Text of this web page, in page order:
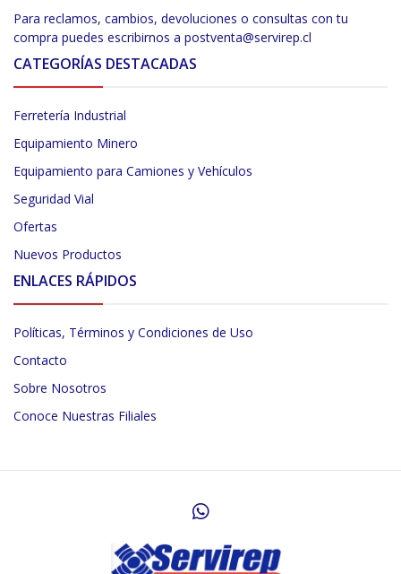
Para reclamos, cambios, devoluciones o consultas con tu
compra puedes escribirnos a postventa@servirep.cl
CATEGORÍAS DESTACADAS
Ferretería Industrial
Equipamiento Minero
Equipamiento para Camiones y Vehículos
Seguridad Vial
Ofertas
Nuevos Productos
ENLACES RÁPIDOS
Políticas, Términos y Condiciones de Uso
Contacto
Sobre Nosotros
Conoce Nuestras Filiales